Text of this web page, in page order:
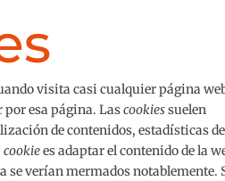
visita casi cualquier página
por esa página. Lascookiessuelen
de contenidos, estadísticas de
cookiees adaptar el contenido de la
se verían mermados notablemente.